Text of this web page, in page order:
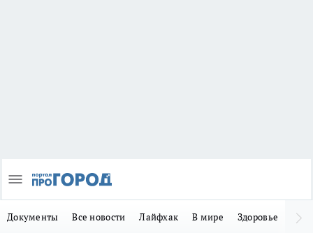
Документы Все новости Лайфхак В мире Здоровье